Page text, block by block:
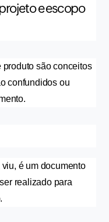
e escopo
produto são conceitos
confundidos ou
é um documento
realizado para